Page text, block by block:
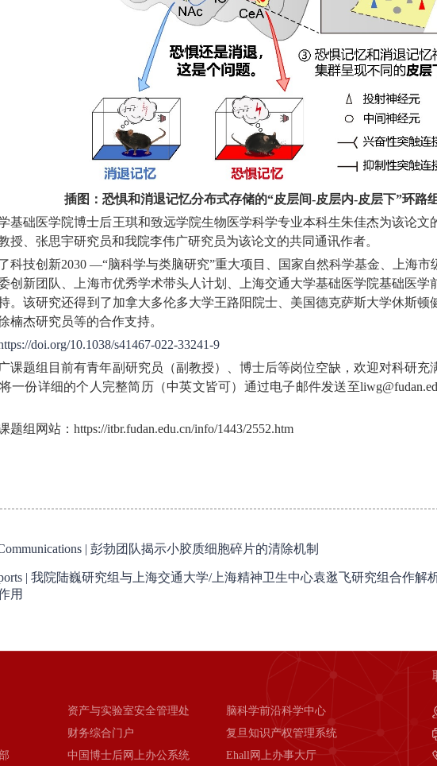
插图：恐惧和消退记忆分布式存储的“皮层间-皮层内-皮层下”环路
基础医学院博士后王琪和致远学院生物医学科学专业本科生朱佳杰为该论
授、张思宇研究员和我院李伟广研究员为该论文的共同通讯作者。
科技创新2030 —“脑科学与类脑研究”重大项目、国家自然科学基金、上海市
创新团队、上海市优秀学术带头人计划、上海交通大学基础医学院基础医学
。该研究还得到了加拿大多伦多大学王路阳院士、美国德克萨斯大学休斯顿
楠杰研究员等的合作支持。
doi.org/10.1038/s41467-022-33241-9
课题组目前有青年副研究员（副教授）、博士后等岗位空缺，欢迎对科研充
一份详细的个人完整简历（中英文皆可）通过电子邮件发送至
题组网站：https://itbr.fudan.edu.cn/info/1443/2552.htm
| 彭勃团队揭示小胶质细胞碎片的清除机制
| 我院陆巍研究组与上海交通大学/上海精神卫生中心袁逖飞研究组合作
用
资产与实验室安全管理处
脑科学前沿科学中心
财务综合门户
复旦知识产权管理系统
中国博士后网上办公系统 Ehall网上办事大厅